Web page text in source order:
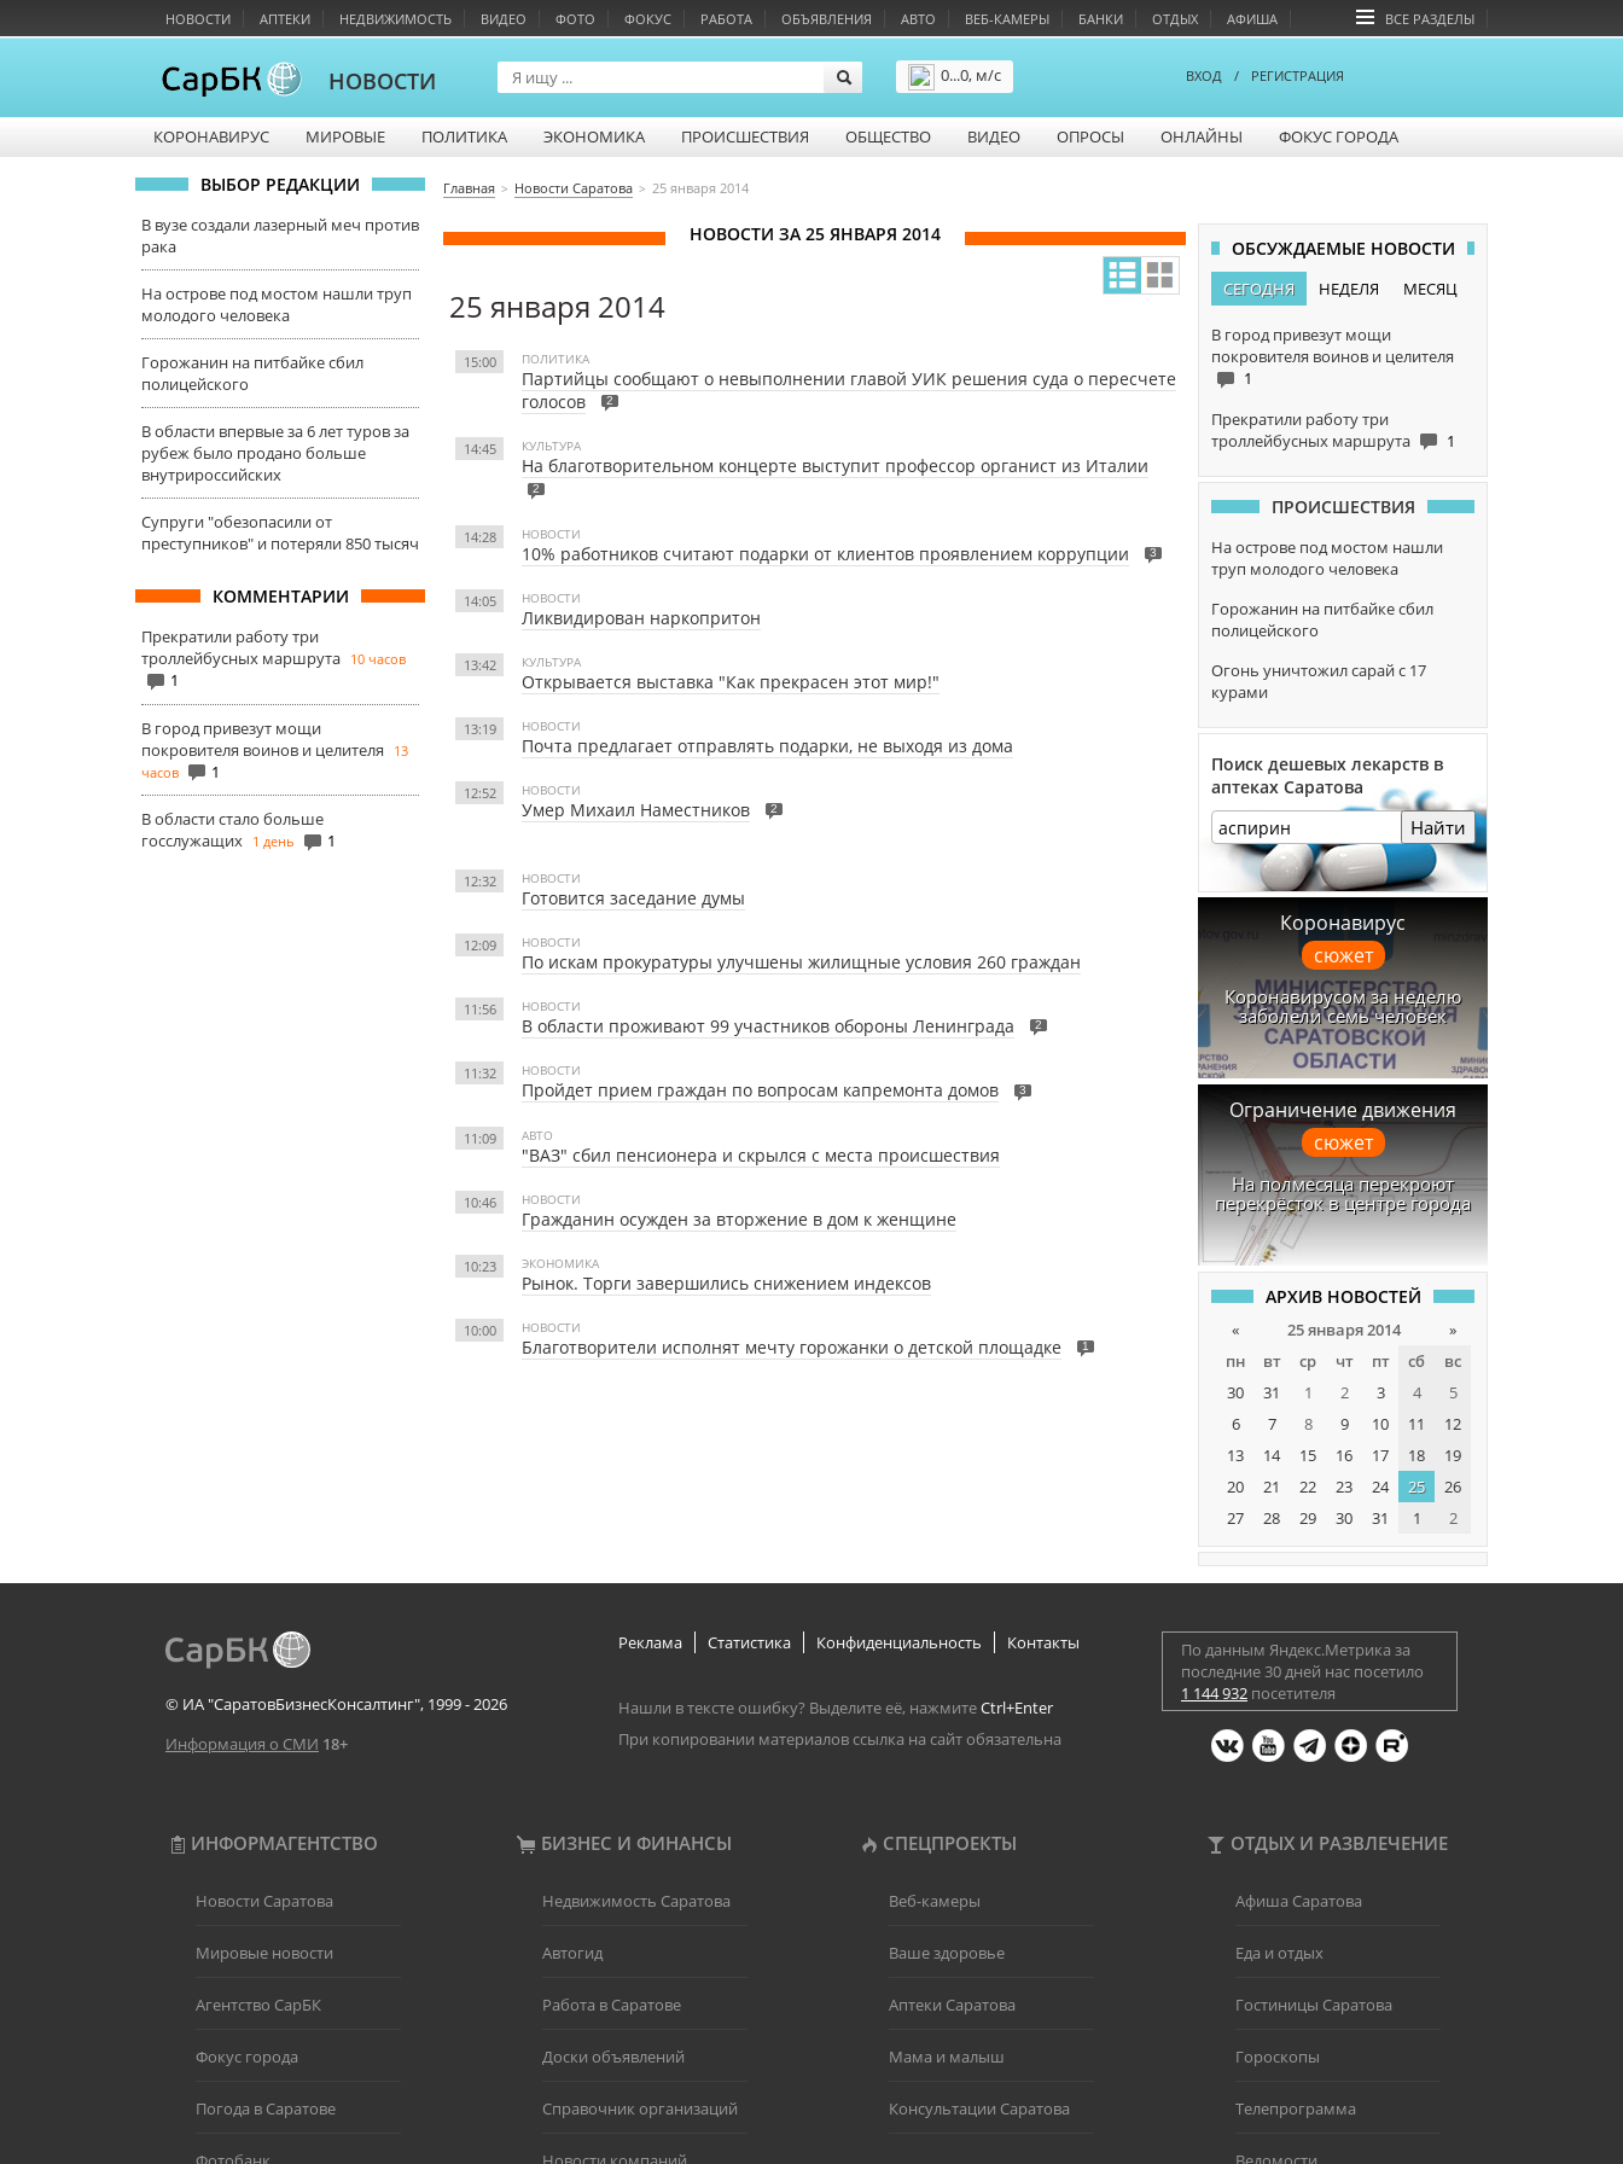
НОВОСТИ АПТЕКИ НЕДВИЖИМОСТЬ ВИДЕО ФОТО ФОКУС РАБОТА ОБЪЯВЛЕНИЯ АВТО ВЕБ-КАМЕРЫ БАНКИ ОТДЫХ АФИША ВСЕ РАЗДЕЛЫ
НОВОСТИ
0...0, м/с
ВХОД / РЕГИСТРАЦИЯ
КОРОНАВИРУС МИРОВЫЕ ПОЛИТИКА ЭКОНОМИКА ПРОИСШЕСТВИЯ ОБЩЕСТВО ВИДЕО ОПРОСЫ ОНЛАЙНЫ ФОКУС ГОРОДА
ВЫБОР РЕДАКЦИИ
В вузе создали лазерный меч против
рака
На острове под мостом нашли труп
молодого человека
Горожанин на питбайке сбил
полицейского
В области впервые за 6 лет туров за
рубеж было продано больше
внутрироссийских
Супруги "обезопасили от
преступников" и потеряли 850 тысяч
КОММЕНТАРИИ
Прекратили работу три
троллейбусных маршрута 10 часов
1
В город привезут мощи
покровителя воинов и целителя
13
часов
1
В области стало больше
госслужащих 1 день 1
Главная Новости Саратова 25 января 2014
НОВОСТИ ЗА 25 ЯНВАРЯ 2014
25 января 2014
15:00 ПОЛИТИКА
Партийцы сообщают о невыполнении главой УИК решения суда о пересчете
голосов
2
14:45 КУЛЬТУРА
На благотворительном концерте выступит профессор органист из Италии
2
14:28 НОВОСТИ
10% работников считают подарки от клиентов проявлением коррупции 3
14:05 НОВОСТИ
Ликвидирован наркопритон
13:42 КУЛЬТУРА
Открывается выставка "Как прекрасен этот мир!"
13:19 НОВОСТИ
Почта предлагает отправлять подарки, не выходя из дома
12:52 НОВОСТИ
Умер Михаил Наместников 2
12:32 НОВОСТИ
Готовится заседание думы
12:09 НОВОСТИ
По искам прокуратуры улучшены жилищные условия 260 граждан
11:56 НОВОСТИ
В области проживают 99 участников обороны Ленинграда 2
11:32 НОВОСТИ
Пройдет прием граждан по вопросам капремонта домов 3
11:09 АВТО
"ВАЗ" сбил пенсионера и скрылся с места происшествия
10:46 НОВОСТИ
Гражданин осужден за вторжение в дом к женщине
10:23 ЭКОНОМИКА
Рынок. Торги завершились снижением индексов
10:00 НОВОСТИ
Благотворители исполнят мечту горожанки о детской площадке 1
ОБСУЖДАЕМЫЕ НОВОСТИ
СЕГОДНЯ НЕДЕЛЯ МЕСЯЦ
В город привезут мощи
покровителя воинов и целителя
1
Прекратили работу три
троллейбусных маршрута
1
ПРОИСШЕСТВИЯ
На острове под мостом нашли
труп молодого человека
Горожанин на питбайке сбил
полицейского
Огонь уничтожил сарай с 17
курами
Поиск дешевых лекарств в
аптеках Саратова
Найти
Коронавирус
сюжет
Коронавирусом за неделю
заболели семь человек
Ограничение движения
сюжет
На полмесяца перекроют
перекрёсток в центре города
АРХИВ НОВОСТЕЙ
« 25 января 2014
»
пн
вт ср чт пт сб
вс
30
31 1 2 3 4
5
6
7 8 9 10 11
12
13
14 15 16 17 18
19
20
21 22 23 24 25
26
27
28 29 30 31 1 2
© ИА "СаратовБизнесКонсалтинг", 1999 - 2026
Информация о СМИ 18+
Реклама Статистика Конфиденциальность Контакты
Нашли в тексте ошибку? Выделите её, нажмитеCtrl+Enter
При копировании материалов ссылка на сайт обязательна
По данным Яндекс.Метрика за
последние 30 дней нас посетило
1 144 932 посетителя
ИНФОРМАГЕНТСТВО БИЗНЕС И ФИНАНСЫ СПЕЦПРОЕКТЫ ОТДЫХ И РАЗВЛЕЧЕНИЕ
Новости Саратова
Мировые новости
Агентство СарБК
Фокус города
Погода в Саратове
Недвижимость Саратова
Автогид
Работа в Саратове
Доски объявлений
Справочник организаций
Веб-камеры
Ваше здоровье
Аптеки Саратова
Мама и малыш
Консультации Саратова
Афиша Саратова
Еда и отдых
Гостиницы Саратова
Гороскопы
Телепрограмма